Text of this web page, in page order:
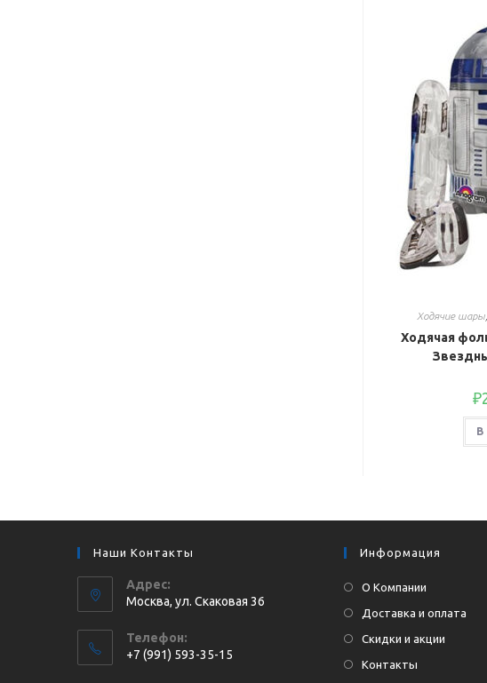
Ходячие шары
Ходячая
₽
В
Наши Контакты
Адрес:
Москва, ул. Cкаковая 36
Телефон:
+7 (991) 593-35-15
Информация
О Компании
Доставка и оплата
Скидки и акции
Контакты